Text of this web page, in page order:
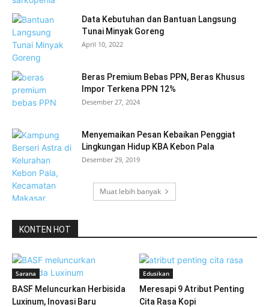
Data Kebutuhan dan Bantuan Langsung
Tunai Minyak Goreng
April 10, 2022
Beras Premium Bebas PPN, Beras Khusus
Impor Terkena PPN 12%
Desember 27, 2024
Menyemaikan Pesan Kebaikan Penggiat
Lingkungan Hidup KBA Kebon Pala
Desember 29, 2019
Muat lebih banyak
KONTEN HOT
Sarana
BASF Meluncurkan Herbisida
Luxinum, Inovasi Baru
Edusikan
Meresapi 9 Atribut Penting
Cita Rasa Kopi